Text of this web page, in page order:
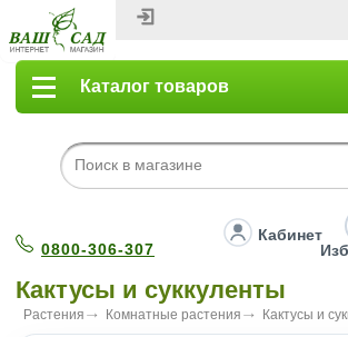
Каталог товаров
0800-306-307
Кабинет
Кактусы и суккуленты
Растения Комнатные растения Кактусы и